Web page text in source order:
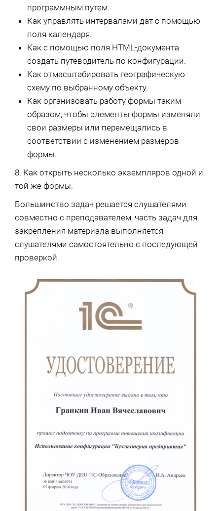
программным путем.
Как управлять интервалами дат с помощью
поля календаря.
Как с помощью поля HTML-документа
создать путеводитель по конфигурации.
Как отмасштабировать географическую
схему по выбранному объекту.
Как организовать работу формы таким
образом, чтобы элементы формы изменяли
свои размеры или перемещались в
соответствии с изменением размеров
формы.
8. Как открыть несколько экземпляров одной и
той же формы.
Большинство задач решается слушателями
совместно с преподавателем, часть задач для
закрепления материала выполняется
слушателями самостоятельно с последующей
проверкой.